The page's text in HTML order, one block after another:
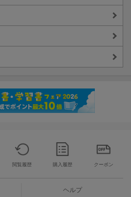
閲覧履歴 購入履歴 クーポン
ヘルプ